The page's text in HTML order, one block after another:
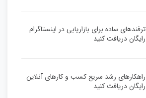
ترفندهای ساده برای بازاریابی در اینستاگرام
رایگان دریافت کنید
راهکارهای رشد سریع کسب و کارهای آنلاین
رایگان دریافت کنید